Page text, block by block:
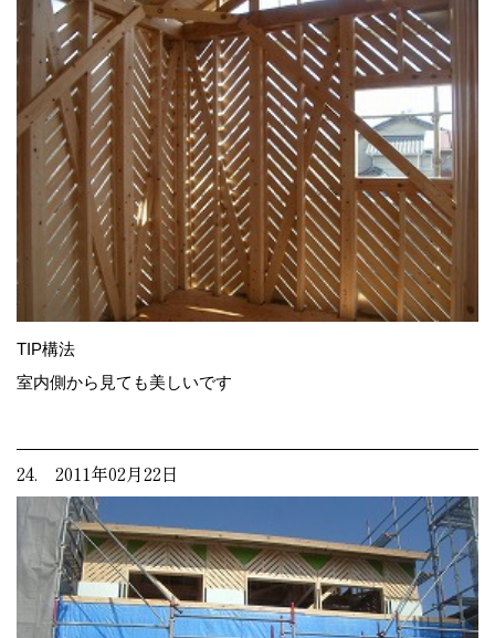
TIP構法
室内側から見ても美しいです
24. 2011年02月22日